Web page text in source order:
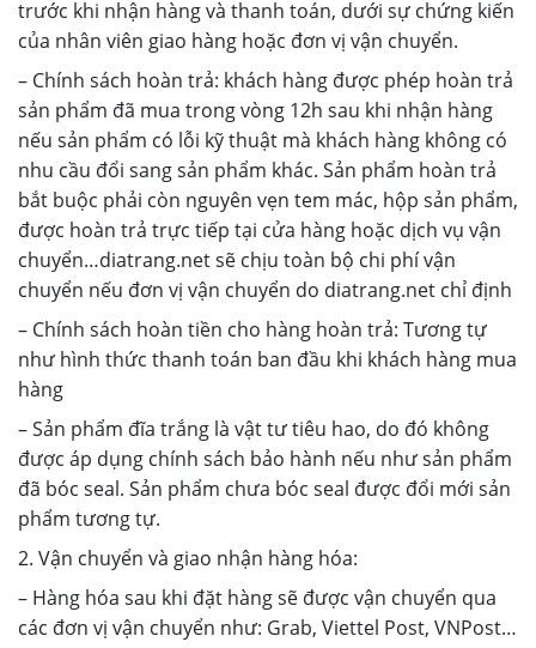
trước khi nhận hàng và thanh toán, dưới sự chứng kiến
của nhân viên giao hàng hoặc đơn vị vận chuyển.
– Chính sách hoàn trả: khách hàng được phép hoàn trả
sản phẩm đã mua trong vòng 12h sau khi nhận hàng
nếu sản phẩm có lỗi kỹ thuật mà khách hàng không có
nhu cầu đổi sang sản phẩm khác. Sản phẩm hoàn trả
bắt buộc phải còn nguyên vẹn tem mác, hộp sản phẩm,
được hoàn trả trực tiếp tại cửa hàng hoặc dịch vụ vận
chuyển…diatrang.net sẽ chịu toàn bộ chi phí vận
chuyển nếu đơn vị vận chuyển do diatrang.net chỉ định
– Chính sách hoàn tiền cho hàng hoàn trả: Tương tự
như hình thức thanh toán ban đầu khi khách hàng mua
hàng
– Sản phẩm đĩa trắng là vật tư tiêu hao, do đó không
được áp dụng chính sách bảo hành nếu như sản phẩm
đã bóc seal. Sản phẩm chưa bóc seal được đổi mới sản
phẩm tương tự.
2. Vận chuyển và giao nhận hàng hóa:
– Hàng hóa sau khi đặt hàng sẽ được vận chuyển qua
các đơn vị vận chuyển như: Grab, Viettel Post, VNPost…